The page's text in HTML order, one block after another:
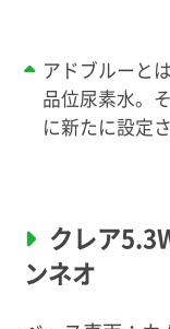
アドブルーと
品位尿素水。
に新たに設定
クレア
ンネオ